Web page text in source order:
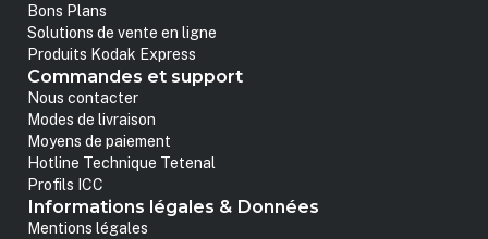
Bons Plans
Solutions de vente en ligne
Produits Kodak Express
Commandes et support
Nous contacter
Modes de livraison
Moyens de paiement
Hotline Technique Tetenal
Profils ICC
Informations légales & Données
Mentions légales